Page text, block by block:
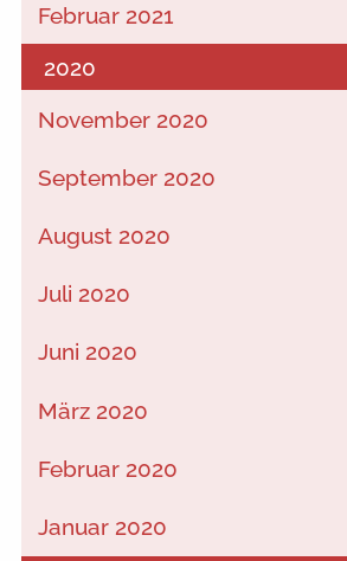
Februar 2021
2020
November 2020
September 2020
August 2020
Juli 2020
Juni 2020
März 2020
Februar 2020
Januar 2020